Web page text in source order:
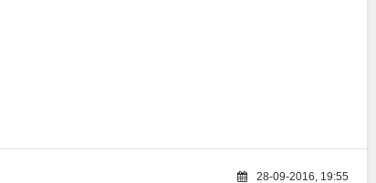
28-09-2016, 19:55